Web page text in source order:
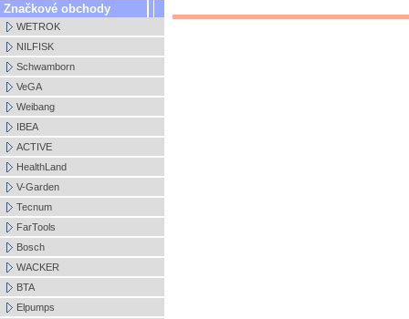
Značkové obchody
WETROK
NILFISK
Schwamborn
VeGA
Weibang
IBEA
ACTIVE
HealthLand
V-Garden
Tecnum
FarTools
Bosch
WACKER
BTA
Elpumps